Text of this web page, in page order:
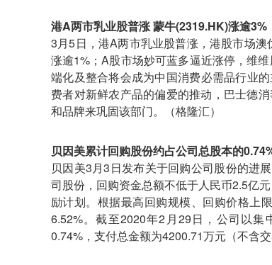
港A两市乳业股普涨 蒙牛(2319.HK)涨逾3%
3月5日，港A两市乳业股普涨，港股市场
涨逾1%；A股市场妙可蓝多逼近涨停，维
端化及整合将会成为中国消费必需品行业
费者对新鲜农产品的偏爱的推动，巴士德
和品牌来巩固该部门。（格隆汇）
贝因美累计回购股份约占公司总股本的
贝因美3月3日发布关于回购公司股份的进
司股份，回购资金总额不低于人民币2.5亿
励计划。根据最高回购规模、回购价格上
6.52%。截至2020年2月29日，公司以
0.74%，支付总金额为4200.71万元（不含